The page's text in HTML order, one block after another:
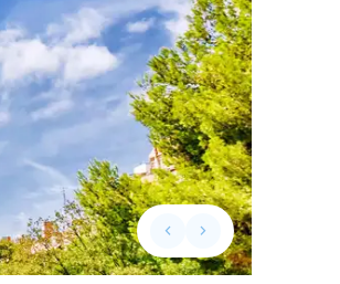
keyboard_arrow_leftPrevious slide
keyboard_arrow_rightNext slide